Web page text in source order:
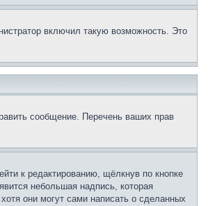
включил такую возможность. Это
сообщение. Перечень ваших прав
к редактированию, щёлкнув по кнопке
небольшая надпись, которая
они могут сами написать о сделанных